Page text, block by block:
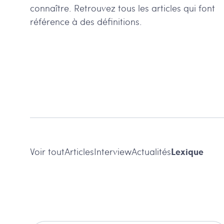
connaître. Retrouvez tous les articles qui font
référence à des définitions.
Voir toutArticlesInterviewActualitésLexique